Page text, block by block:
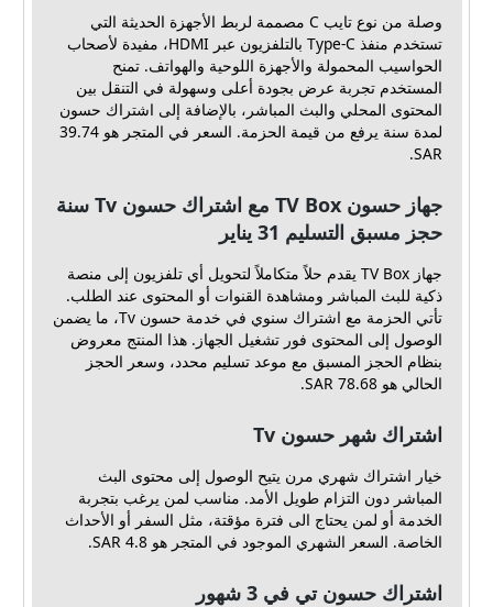
وصلة من نوع تايب C مصممة لربط الأجهزة الحديثة التي
تستخدم منفذ Type-C بالتلفزيون عبر HDMI، مفيدة لأصحاب
الحواسيب المحمولة والأجهزة اللوحية والهواتف. تمنح
المستخدم تجربة عرض بجودة أعلى وسهولة في التنقل بين
المحتوى المحلي والبث المباشر، بالإضافة إلى اشتراك حسون
لمدة سنة يرفع من قيمة الحزمة. السعر في المتجر هو 39.74
SAR.
جهاز حسون TV Box مع اشتراك حسون Tv سنة
حجز مسبق التسليم 31 يناير
جهاز TV Box يقدم حلاً متكاملاً لتحويل أي تلفزيون إلى منصة
ذكية للبث المباشر ومشاهدة القنوات أو المحتوى عند الطلب.
تأتي الحزمة مع اشتراك سنوي في خدمة حسون Tv، ما يضمن
الوصول إلى المحتوى فور تشغيل الجهاز. هذا المنتج معروض
بنظام الحجز المسبق مع موعد تسليم محدد، وسعر الحجز
الحالي هو 78.68 SAR.
اشتراك شهر حسون Tv
خيار اشتراك شهري مرن يتيح الوصول إلى محتوى البث
المباشر دون التزام طويل الأمد. مناسب لمن يرغب بتجربة
الخدمة أو لمن يحتاج الى فترة مؤقتة، مثل السفر أو الأحداث
الخاصة. السعر الشهري الموجود في المتجر هو 4.8 SAR.
اشتراك حسون تي في 3 شهور